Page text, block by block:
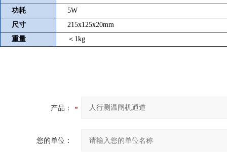
功耗
5W
尺寸
215x125x20mm
重量
＜ 1kg
产品：
您的单位：